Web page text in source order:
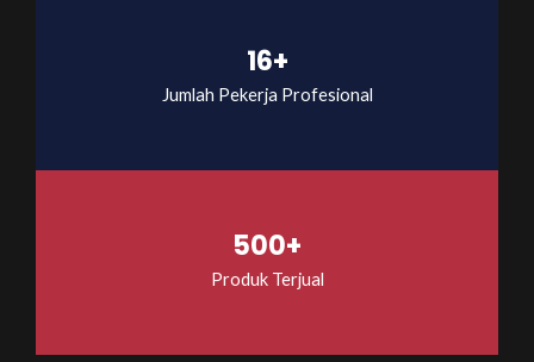
16+
Jumlah Pekerja Profesional
500+
Produk Terjual